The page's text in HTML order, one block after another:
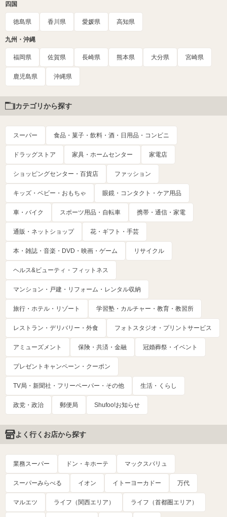
四国
徳島県 香川県 愛媛県 高知県
九州・沖縄
福岡県 佐賀県 長崎県 熊本県 大分県 宮崎県
鹿児島県 沖縄県
カテゴリから探す
スーパー 食品・菓子・飲料・酒・日用品・コンビニ
ドラッグストア 家具・ホームセンター 家電店
ショッピングセンター・百貨店 ファッション
キッズ・ベビー・おもちゃ 眼鏡・コンタクト・ケア用品
車・バイク スポーツ用品・自転車 携帯・通信・家電
通販・ネットショップ 花・ギフト・手芸
本・雑誌・音楽・DVD・映画・ゲーム リサイクル
ヘルス&ビューティ・フィットネス
マンション・戸建・リフォーム・レンタル収納
旅行・ホテル・リゾート 学習塾・カルチャー・教育・教習所
レストラン・デリバリー・外食 フォトスタジオ・プリントサービス
アミューズメント 保険・共済・金融 冠婚葬祭・イベント
プレゼントキャンペーン・クーポン
TV局・新聞社・フリーペーパー・その他 生活・くらし
政党・政治 郵便局 Shufoo!お知らせ
よく行くお店から探す
業務スーパー ドン・キホーテ マックスバリュ
スーパーみらべる イオン イトーヨーカドー 万代
マルエツ ライフ（関西エリア） ライフ（首都圏エリア）